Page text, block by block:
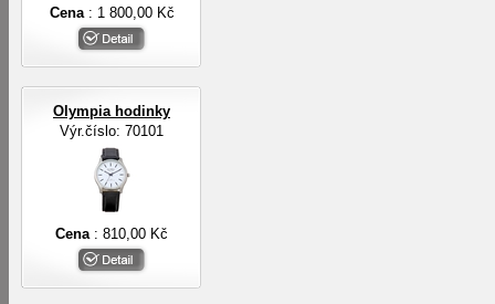
Cena : 1 800,00 Kč
Olympia hodinky
Výr.číslo: 70101
Cena : 810,00 Kč